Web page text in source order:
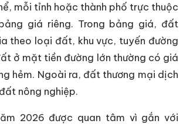
mỗi tỉnh hoặc thành phố trực thuộc
giá riêng. Trong bảng giá, đất
theo loại đất, khu vực, tuyến đường
ở mặt tiền đường lớn thường có giá
hẻm. Ngoài ra, đất thương mại dịch
nông nghiệp.
2026 được quan tâm vì gắn với